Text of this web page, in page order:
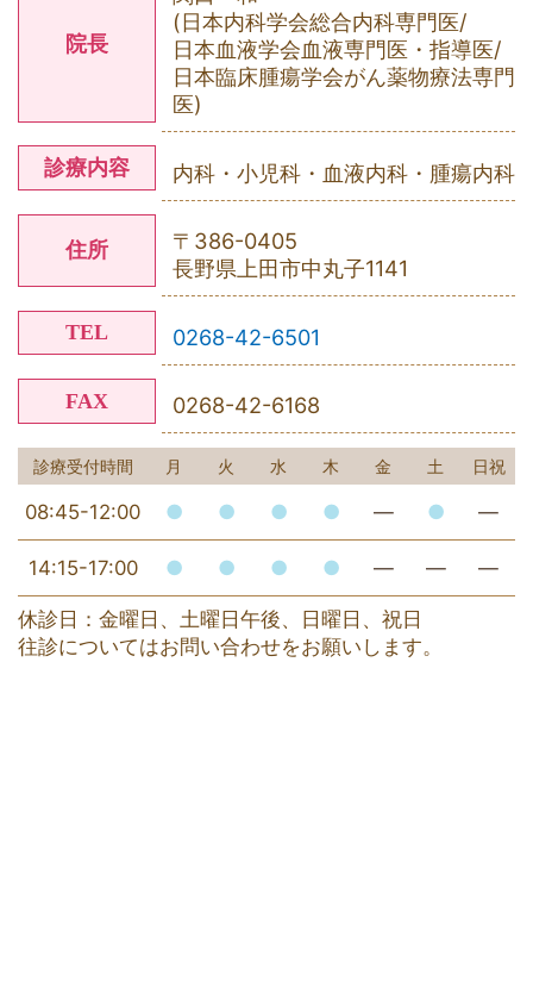
院長
(日本内科学会総合内科専門医/
日本血液学会血液専門医・指導医/
日本臨床腫瘍学会がん薬物療法専門
医)
診療内容 内科・小児科・血液内科・腫瘍内科
住所
〒386-0405
長野県上田市中丸子1141
TEL 0268-42-6501
FAX 0268-42-6168
休診日：金曜日、土曜日午後、日曜日、祝日
往診についてはお問い合わせをお願いします。
診療受付時間 月 火 水 木 金 土 日祝
08:45-12:00 ● ● ● ● ― ● ―
14:15-17:00 ● ● ● ● ― ― ―